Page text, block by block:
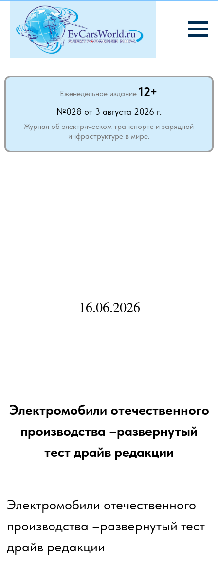
Еженедельное издание 12+
№028 от 3 августа 2026 г.
Журнал об электрическом транспорте и зарядной
инфраструктуре в мире.
производства –развернутый
Сезон тест-драйвов ЗТС и ЭМ
2026 года открывает российский
электромобиль А5, бренда
Просторный, комфортный седан
С-класса в первый день тест-
драйва показал себя с лучшей
стороны. А что можно ещё